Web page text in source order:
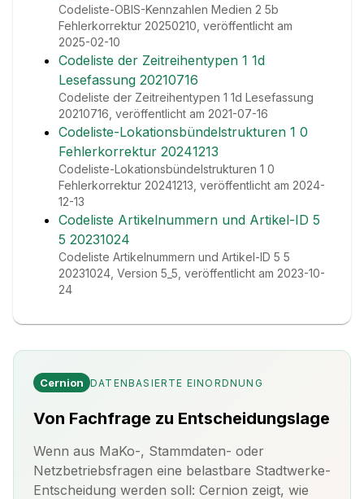
Codeliste-OBIS-Kennzahlen Medien 2 5b
Fehlerkorrektur 20250210, veröffentlicht am
2025-02-10
Codeliste der Zeitreihentypen 1 1d
Lesefassung 20210716
Codeliste der Zeitreihentypen 1 1d Lesefassung
20210716, veröffentlicht am 2021-07-16
Codeliste-Lokationsbündelstrukturen 1 0
Fehlerkorrektur 20241213
Codeliste-Lokationsbündelstrukturen 1 0
Fehlerkorrektur 20241213, veröffentlicht am 2024-
12-13
Codeliste Artikelnummern und Artikel-ID 5
5 20231024
Codeliste Artikelnummern und Artikel-ID 5 5
20231024, Version 5_5, veröffentlicht am 2023-10-
24
Cernion DATENBASIERTE EINORDNUNG
Von Fachfrage zu Entscheidungslage
Wenn aus MaKo-, Stammdaten- oder
Netzbetriebsfragen eine belastbare Stadtwerke-
Entscheidung werden soll: Cernion zeigt, wie